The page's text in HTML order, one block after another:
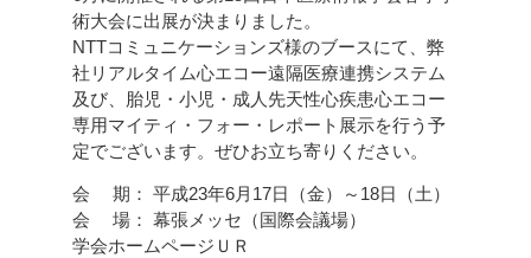
術大会に出展が決まりました。
NTTコミュニケーションズ様のブースにて、弊
社リアルタイム心エコー遠隔医療連携システム
及び、胎児・小児・成人先天性心疾患心エコー
専用マイティ・フォー・レポート展示を行う予
定でございます。ぜひお立ち寄りください。
会 期： 平成23年6月17日（金）～18日（土）
会 場： 幕張メッセ（国際会議場）
学会ホームページＵＲ